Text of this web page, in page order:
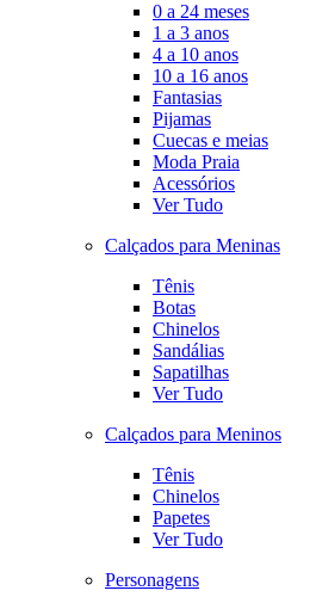
0 a 24 meses
1 a 3 anos
4 a 10 anos
10 a 16 anos
Fantasias
Pijamas
Cuecas e meias
Moda Praia
Acessórios
Ver Tudo
Calçados para Meninas
Tênis
Botas
Chinelos
Sandálias
Sapatilhas
Ver Tudo
Calçados para Meninos
Tênis
Chinelos
Papetes
Ver Tudo
Personagens